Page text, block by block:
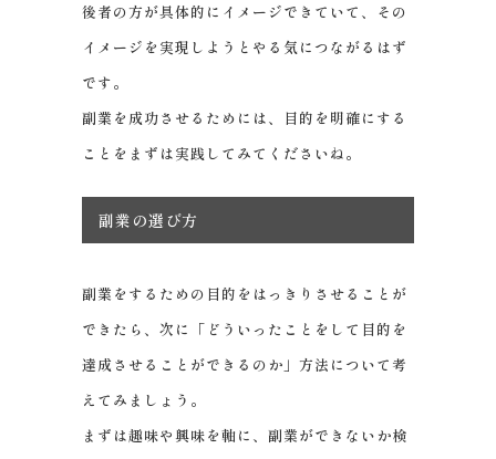
後者の方が具体的にイメージできていて、その
イメージを実現しようとやる気につながるはず
です。
副業を成功させるためには、目的を明確にする
ことをまずは実践してみてくださいね。
副業の選び方
副業をするための目的をはっきりさせることが
できたら、次に「どういったことをして目的を
達成させることができるのか」方法について考
えてみましょう。
まずは趣味や興味を軸に、副業ができないか検